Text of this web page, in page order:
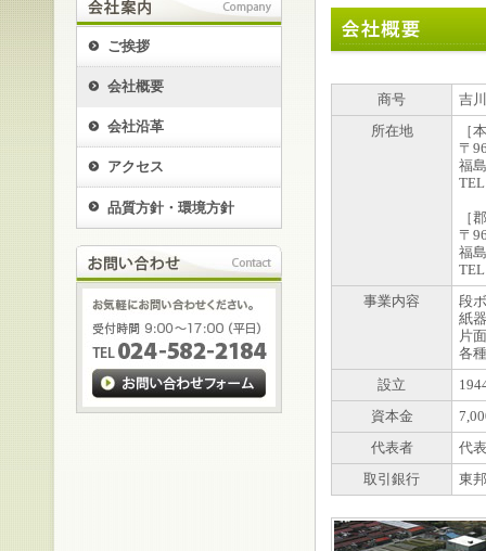
商号 吉
所在地
［
〒
福
［
〒
福
事業内容
段
紙
片
各
設立
資本金
代表者 代
取引銀行 東
ご挨拶
会社概要
会社沿革
アクセス
品質方針・環境方針